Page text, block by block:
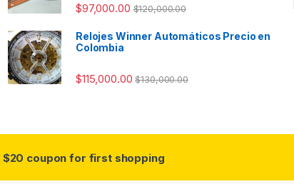
$97,000.00 $120,000.00
Relojes Winner Automáticos Precio en
Colombia
$115,000.00 $130,000.00
$20 coupon for first shopping